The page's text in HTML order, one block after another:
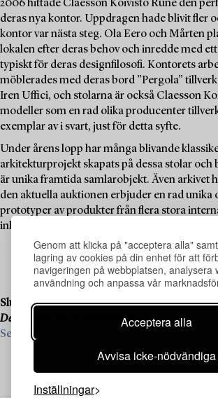
Genom att klicka på "acceptera alla"
lagring av cookies på din enhet för att
navigeringen på webbplatsen, analysera
användning och anpassa vår
Acceptera alla
Avvisa icke-nödvändiga
Inställningar
2006 hittade Claesson Koivisto Rune den
deras nya kontor. Uppdragen hade blivit fler
kontor var nästa steg. Ola Eero och Mårten
lokalen efter deras behov och inredde med
typiskt för deras designfilosofi. Kontorets
möblerades med deras bord ”Pergola”
Iren Uffici, och stolarna är också Claesson
modeller som en rad olika producenter
exemplar av i svart, just för detta syfte.
Under årens lopp har många blivande
arkitekturprojekt skapats på dessa stolar och
är unika framtida samlarobjekt. Även arkivet
den aktuella auktionen erbjuder en rad unika
prototyper av produkter från flera stora
inhemska varumärken och tillverkare.
Slutinlämning pågår till vår kommande
Design
, den 19–20 november.
Se vad vi söker och kontakta oss för värdering ›